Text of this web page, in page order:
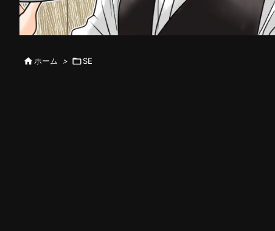
 ホーム > SE